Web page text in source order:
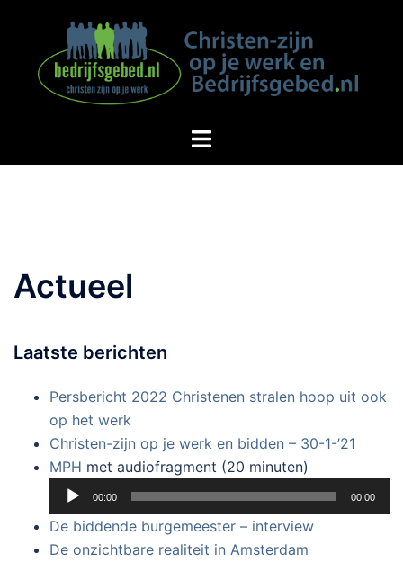
inhoud
Actueel
Laatste berichten
Persbericht 2022 Christenen stralen hoop uit ook
op het werk
Christen-zijn op je werk en bidden – 30-1-’21
MPH met audiofragment (20 minuten)
00:00 00:00
De biddende burgemeester – interview
De onzichtbare realiteit in Amsterdam